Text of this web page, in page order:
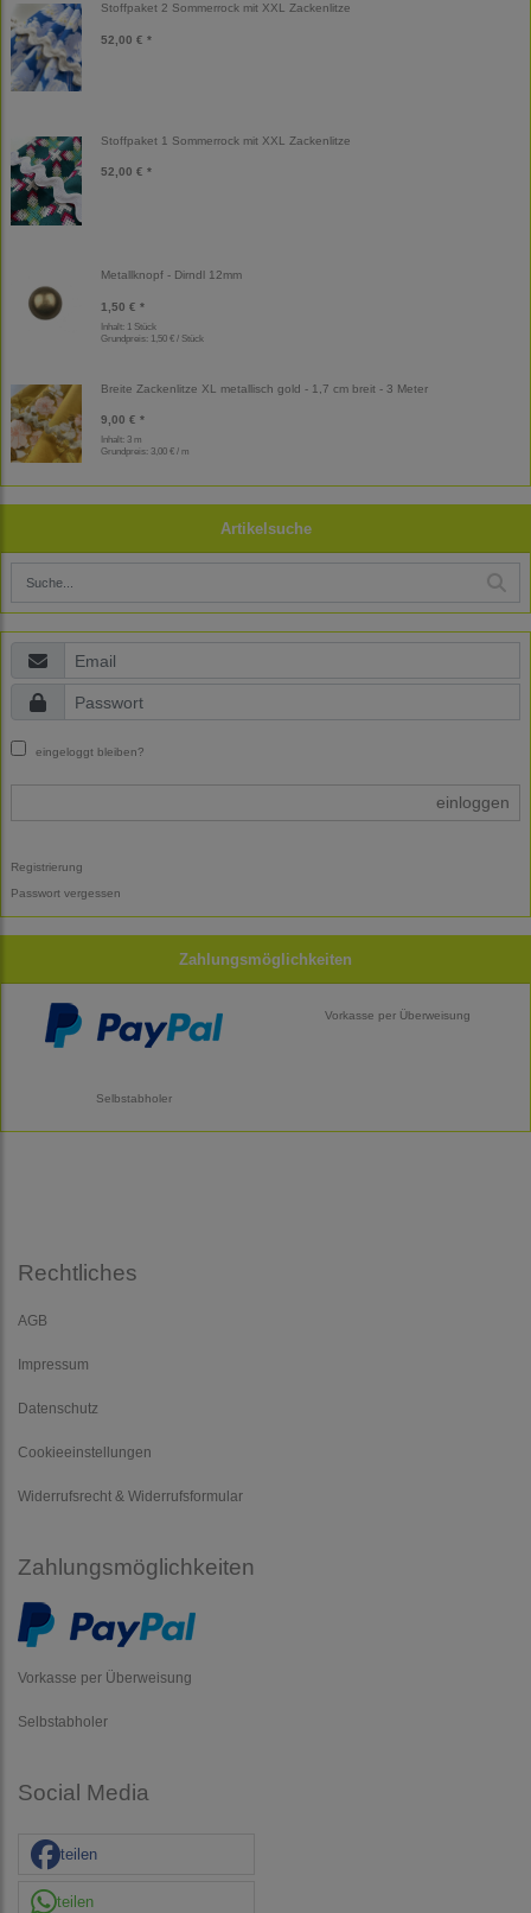
Stoffpaket 2 Sommerrock mit XXL Zackenlitze
52,00 € *
Stoffpaket 1 Sommerrock mit XXL Zackenlitze
52,00 € *
Metallknopf - Dirndl 12mm
1,50 € *
Inhalt: 1 Stück
Grundpreis: 1,50 € / Stück
Breite Zackenlitze XL metallisch gold - 1,7 cm breit - 3 Meter
9,00 € *
Inhalt: 3 m
Grundpreis: 3,00 € / m
Artikelsuche
eingeloggt bleiben?
einloggen
Registrierung
Passwort vergessen
Zahlungsmöglichkeiten
Vorkasse per Überweisung
Selbstabholer
Rechtliches
AGB
Impressum
Datenschutz
Cookieeinstellungen
Widerrufsrecht & Widerrufsformular
Zahlungsmöglichkeiten
Vorkasse per Überweisung
Selbstabholer
Social Media
teilen
teilen